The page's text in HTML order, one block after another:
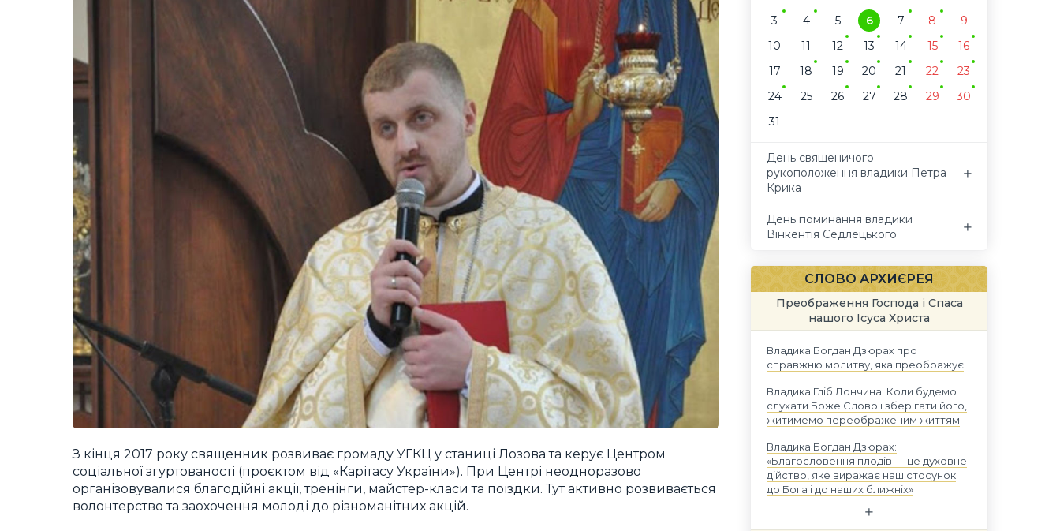
З кінця 2017 року священник розвиває громаду УГКЦ у станиці Лозова та керує Центром
соціальної згуртованості (проєктом від «Карітасу України»). При Центрі неодноразово
організовувалися благодійні акції, тренінги, майстер-класи та поїздки. Тут активно розвивається
волонтерство та заохочення молоді до різноманітних акцій.
3
4 5 6 7 8
9
10
11 12 13 14 15
16
17
18 19 20 21 22
23
24
25 26 27 28 29
30
31
День священичого
рукоположення владики Петра
Крика
День поминання владики
Вінкентія Седлецького
СЛОВО АРХИЄРЕЯ
Преображення Господа і Спаса
нашого Ісуса Христа
Владика Богдан Дзюрах про
справжню молитву, яка преображує
Владика Гліб Лончина: Коли будемо
слухати Боже Слово і зберігати його,
житимемо переображеним життям
Владика Богдан Дзюрах:
«Благословення плодів — це духовне
дійство, яке виражає наш стосунок
до Бога і до наших ближніх»